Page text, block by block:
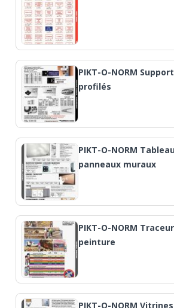
PIKT-O-NORM
profilés
PIKT-O-NORM
panneaux muraux
PIKT-O-NORM
peinture
PIKT-O-NORM